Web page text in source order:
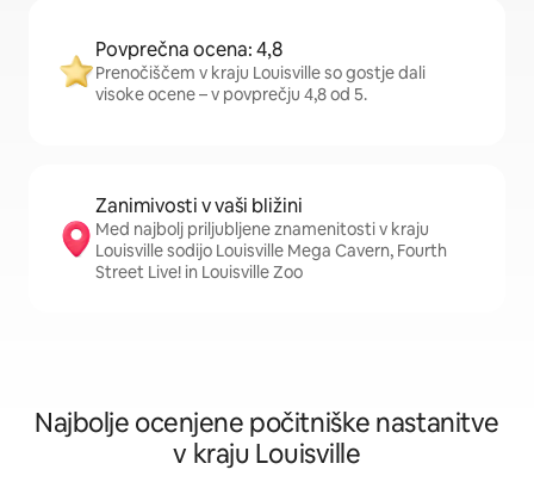
Povprečna ocena: 4,8
Prenočiščem v kraju Louisville so gostje dali
visoke ocene – v povprečju 4,8 od 5.
Zanimivosti v vaši bližini
Med najbolj priljubljene znamenitosti v kraju
Louisville sodijo Louisville Mega Cavern, Fourth
Street Live! in Louisville Zoo
Najbolje ocenjene počitniške nastanitve
v kraju Louisville